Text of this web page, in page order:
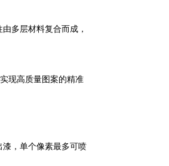
多层材料复合而成，
现高质量图案的精准
漆，单个像素最多可喷